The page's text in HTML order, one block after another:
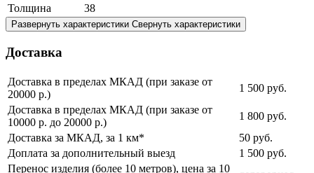
Толщина
38
Развернуть характеристики Свернуть характеристики
Доставка
Доставка в пределах МКАД (при заказе от
20000 р.)
1 500 руб.
Доставка в пределах МКАД (при заказе от
10000 р. до 20000 р.)
1 800 руб.
Доставка за МКАД, за 1 км*
50 руб.
Доплата за дополнительный выезд
1 500 руб.
Перенос изделия (более 10 метров), цена за 10